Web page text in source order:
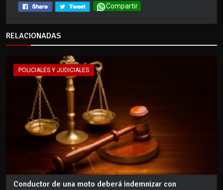
Compartir
RELACIONADAS
POLICIALES Y JUDICIALES
Conductor de una moto deberá indemnizar con